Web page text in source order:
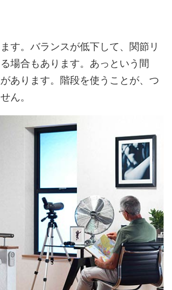
す。バランスが低下して、関節リ
場合もあります。あっという間
あります。階段を使うことが、つ
ん。